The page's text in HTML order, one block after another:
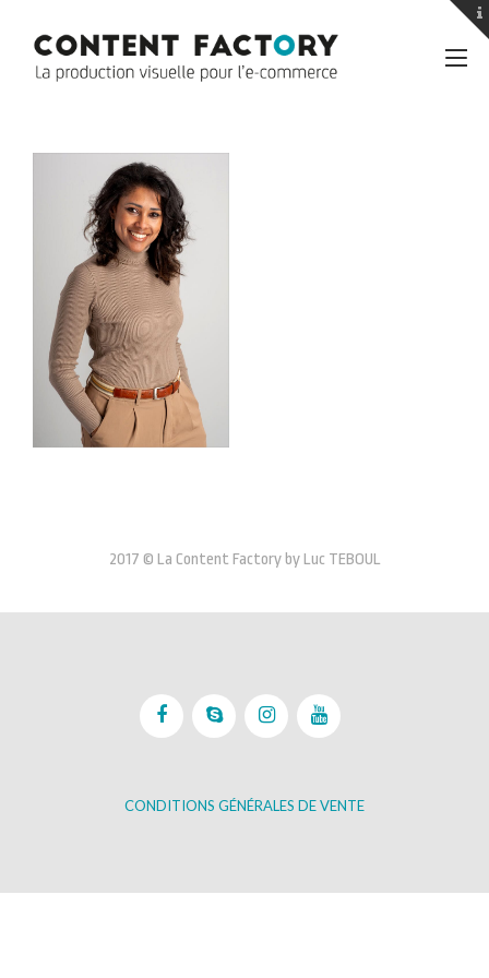
2017 © La Content Factory by Luc TEBOUL
CONDITIONS GÉNÉRALES DE VENTE